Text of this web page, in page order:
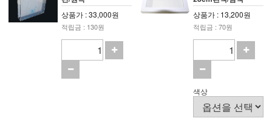
상품가 : 33,000원
적립금 : 130원
상품가 : 13,200원
적립금 : 70원
색상